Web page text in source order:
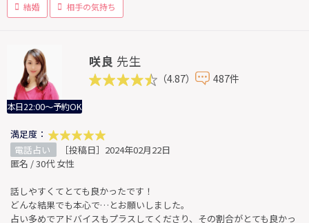
結婚 相手の気持ち
本日22:00～予約OK
咲良 先生
（4.87） 487件
満足度：
電話占い
［投稿日］2024年02月22日
匿名 / 30代 女性
話しやすくてとても良かったです！
どんな結果でも本心で…とお願いしました。
占い多めでアドバイスもプラスしてくださり、その割合がとても良かっ